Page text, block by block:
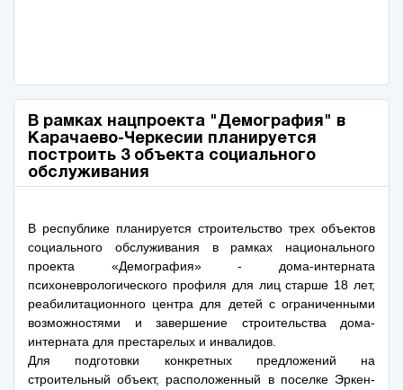
В рамках нацпроекта "Демография" в
Карачаево-Черкесии планируется
построить 3 объекта социального
обслуживания
В республике планируется строительство трех объектов
социального обслуживания в рамках национального
проекта «Демография» - дома-интерната
психоневрологического профиля для лиц старше 18 лет,
реабилитационного центра для детей с ограниченными
возможностями и завершение строительства дома-
интерната для престарелых и инвалидов.
Для подготовки конкретных предложений на
строительный объект, расположенный в поселке Эркен-